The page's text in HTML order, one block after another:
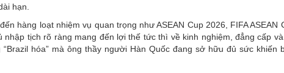
hạn.
hàng loạt nhiệm vụ quan trọng như ASEAN Cup 2026, FIFA ASEAN
nhập tịch rõ ràng mang đến lợi thế tức thì về kinh nghiệm, đẳng cấp
hóa” mà ông thầy người Hàn Quốc đang sở hữu đủ sức khiến